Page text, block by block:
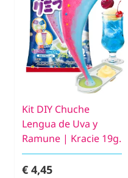
Kit DIY Chuche
Lengua de Uva y
Ramune | Kracie 19g.
€ 4,45